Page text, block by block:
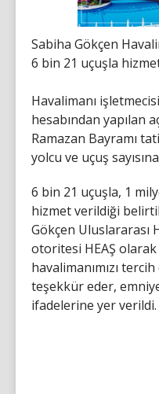
Sabiha Gökçen
6 bin 21 uçuşla
Havalimanı
hesabından yapılan
Ramazan Bayramı
yolcu ve uçuş
6 bin 21 uçuşla, 1
hizmet verildiği
Gökçen Uluslararası
otoritesi HEAŞ
havalimanımızı
teşekkür eder,
ifadelerine yer verildi.